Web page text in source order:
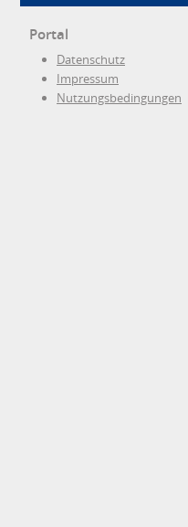
Portal
Datenschutz
Impressum
Nutzungsbedingungen